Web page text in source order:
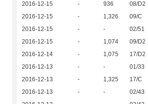
2016-12-15
- 936 08/D2
2016-12-15
- 1,326 09/C
2016-12-15
- - 02/51
2016-12-15
- 1,074 09/D2
2016-12-14
- 1,075 17/D2
2016-12-13
- - 01/33
2016-12-13
- 1,325 17/C
2016-12-13
- - 02/43